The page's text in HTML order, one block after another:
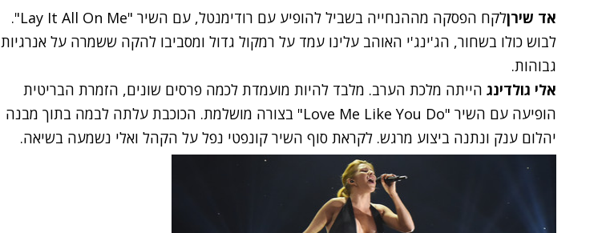
אד שירן
לקח הפסקה מההנחייה בשביל להופיע עם רודימנטל, עם השיר "Lay It All On Me".
לבוש כולו בשחור, הג'ינג'י האוהב עלינו עמד על רמקול גדול ומסביבו להקה ששמרה על אנרגיות
גבוהות.
אלי גולדינג הייתה מלכת הערב. מלבד להיות מועמדת לכמה פרסים שונים, הזמרת הבריטית
הופיעה עם השיר "Love Me Like You Do" בצורה מושלמת. הכוכבת עלתה לבמה בתוך מבנה
יהלום ענק ונתנה ביצוע מרגש. לקראת סוף השיר קונפטי נפל על הקהל ואלי נשמעה בשיאה.